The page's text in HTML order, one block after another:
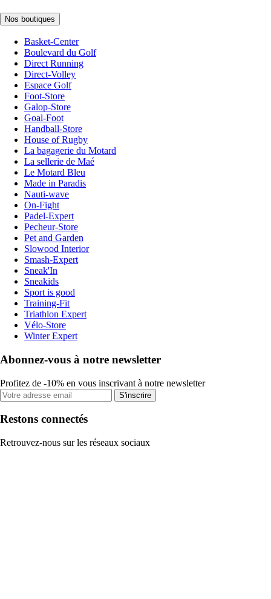
Nos boutiques
Basket-Center
Boulevard du Golf
Direct Running
Direct-Volley
Espace Golf
Foot-Store
Galop-Store
Goal-Foot
Handball-Store
House of Rugby
La bagagerie du Motard
La sellerie de Maé
Le Motard Bleu
Made in Paradis
Nauti-wave
On-Fight
Padel-Expert
Pecheur-Store
Pet and Garden
Slowood Interior
Smash-Expert
Sneak'In
Sneakids
Sport is good
Training-Fit
Triathlon Expert
Vélo-Store
Winter Expert
Abonnez-vous à notre newsletter
Profitez de -10% en vous inscrivant à notre newsletter
S'inscrire
Restons connectés
Retrouvez-nous sur les réseaux sociaux